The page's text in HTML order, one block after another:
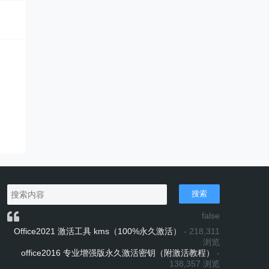
搜索
false
Office2021 激活工具 kms（100%永久激活）
- 218,311
浏览
office2016 专业增强版永久激活密钥（附激活教程）
-
138,357 浏览